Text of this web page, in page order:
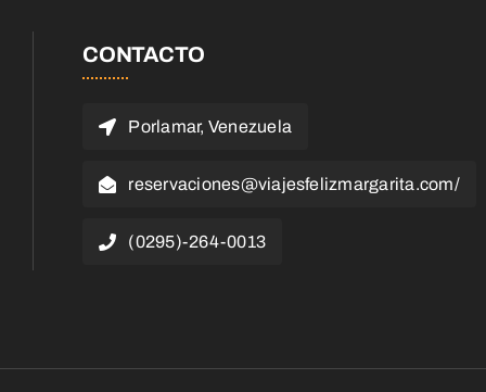
CONTACTO
Porlamar, Venezuela
reservaciones@viajesfelizmargarita.com/
(0295)-264-0013